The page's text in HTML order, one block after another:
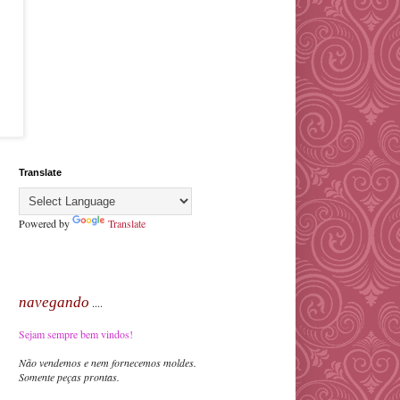
Translate
Powered by Translate
navegando ....
Sejam sempre bem vindos!
Não vendemos e nem fornecemos moldes.
Somente peças prontas.